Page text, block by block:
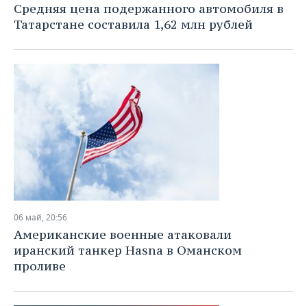
Средняя цена подержанного автомобиля в
Татарстане составила 1,62 млн рублей
06 май, 20:56
Американские военные атаковали
иранский танкер Hasna в Оманском
проливе